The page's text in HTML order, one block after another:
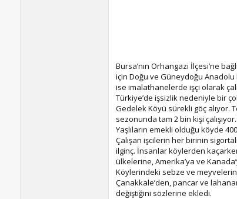
Bursa’nın Orhangazi İlçesi’ne
için Doğu ve Güneydoğu
ise imalathanelerde işçi olarak
Türkiye’de işsizlik nedeniyle bir
Gedelek Köyü sürekli göç alıyor.
sezonunda tam 2 bin kişi
Yaşlıların emekli olduğu köyde
Çalışan işcilerin her birinin
ilginç. İnsanlar köylerden
ülkelerine, Amerika’ya ve
Köylerindeki sebze ve meyvelerin
Çanakkale’den, pancar ve
değiştiğini sözlerine ekledi.